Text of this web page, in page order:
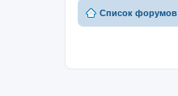
Список форумов